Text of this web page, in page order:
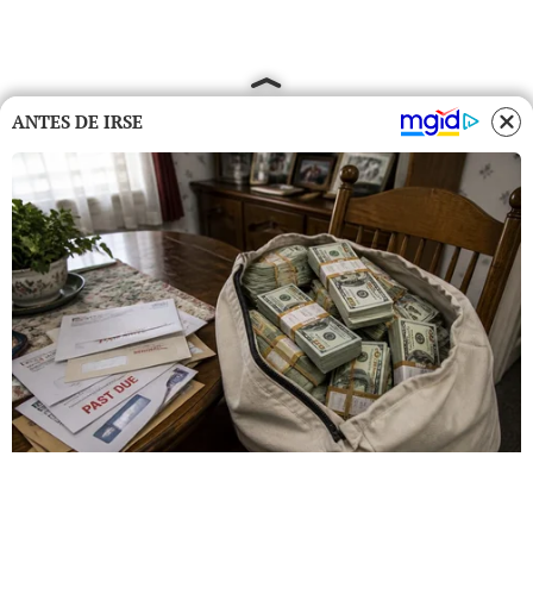
ANTES DE IRSE